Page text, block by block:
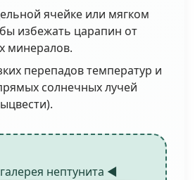
ячейке или мягком
избежать царапин от
минералов.
перепадов температур и
солнечных лучей
нептунита ◄